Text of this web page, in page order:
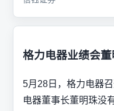
格力电器业绩会
5月28日，格力电器
电器董事长董明珠没